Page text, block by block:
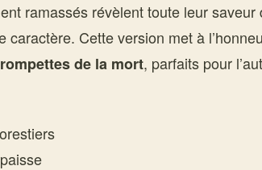
ramassés révèlent toute leur saveur
caractère. Cette version met à
de la mort, parfaits pour